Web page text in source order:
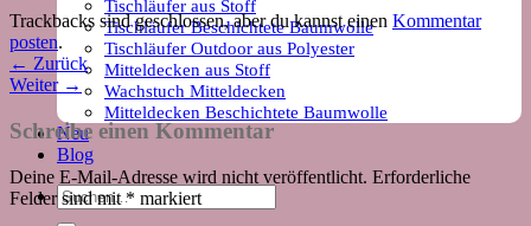
Tischläufer aus Stoff
Tischläufer Beschichtete Baumwolle
Tischläufer Outdoor aus Polyester
Mitteldecken aus Stoff
Wachstuch Mitteldecken
Mitteldecken Beschichtete Baumwolle
Neu
Blog
Suchen
nach:
Trackbacks sind geschlossen, aber du kannst einen Kommentar
posten.
← Zurück
Weiter →
Schreibe einen Kommentar
Deine E-Mail-Adresse wird nicht veröffentlicht. Erforderliche
Felder sind mit* markiert